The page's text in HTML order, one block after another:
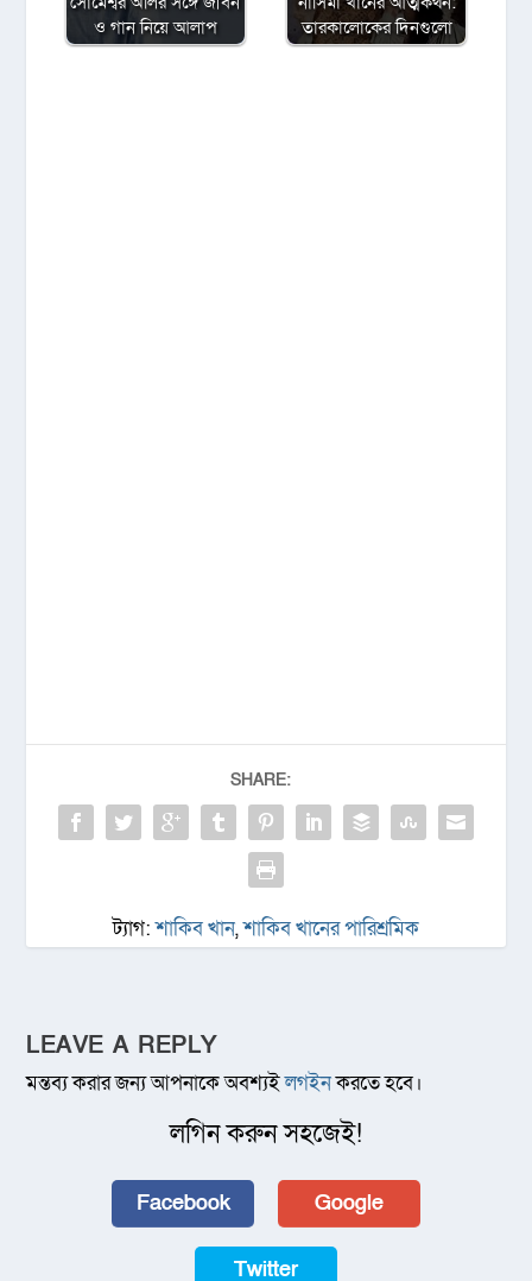
ও গান নিয়ে আলাপ
তারকালোকের দিনগুলো
SHARE:
ট্যাগ:শাকিব খান,শাকিব খানের পারিশ্রমিক
LEAVE A REPLY
মন্তব্য করার জন্য আপনাকে অবশ্যইলগইনকরতে হবে।
লগিন করুন সহজেই!
Facebook Google
Twitter